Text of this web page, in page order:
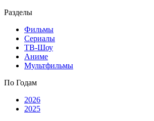
Разделы
Фильмы
Сериалы
ТВ-Шоу
Аниме
Мультфильмы
По Годам
2026
2025